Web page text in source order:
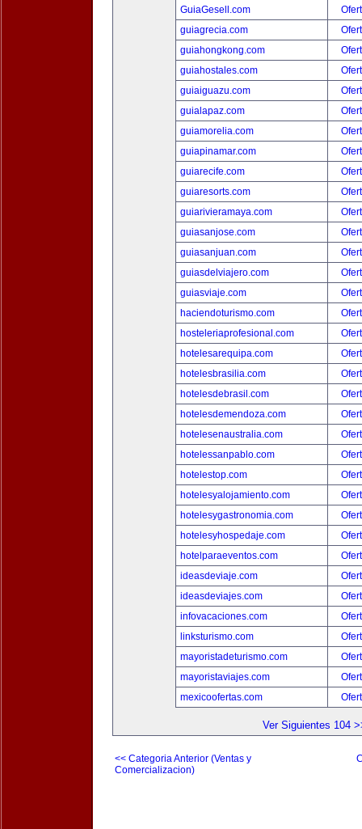
GuiaGesell.com
guiagrecia.com
guiahongkong.com
guiahostales.com
guiaiguazu.com
guialapaz.com
guiamorelia.com
guiapinamar.com
guiarecife.com
guiaresorts.com
guiarivieramaya.com
guiasanjose.com
guiasanjuan.com
guiasdelviajero.com
guiasviaje.com
haciendoturismo.com
hosteleriaprofesional.com
hotelesarequipa.com
hotelesbrasilia.com
hotelesdebrasil.com
hotelesdemendoza.com
hotelesenaustralia.com
hotelessanpablo.com
hotelestop.com
hotelesyalojamiento.com
hotelesygastronomia.com
hotelesyhospedaje.com
hotelparaeventos.com
ideasdeviaje.com
ideasdeviajes.com
infovacaciones.com
linksturismo.com
mayoristadeturismo.com
mayoristaviajes.com
mexicoofertas.com
Ver Siguientes 104
<< Categoria Anterior (Ventas y
Comercializacion)